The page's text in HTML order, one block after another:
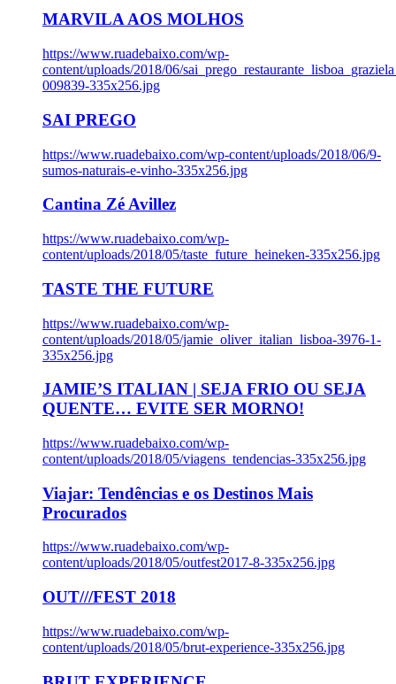
MARVILA AOS MOLHOS
https://www.ruadebaixo.com/wp-
content/uploads/2018/06/
009839-335x256.jpg
SAI PREGO
https://www.ruadebaixo.com/wp-content/uploads/2018/06/9-
sumos-naturais-e-vinho-335x256.jpg
Cantina Zé Avillez
https://www.ruadebaixo.com/wp-
content/uploads/2018/05/taste_future_heineken-335x256.jpg
TASTE THE FUTURE
https://www.ruadebaixo.com/wp-
content/uploads/2018/05/jamie_oliver_italian_lisboa-3976-1-
335x256.jpg
JAMIE’S ITALIAN | SEJA FRIO OU SEJA
QUENTE… EVITE SER MORNO!
https://www.ruadebaixo.com/wp-
content/uploads/2018/05/viagens_tendencias-335x256.jpg
Viajar: Tendências e os Destinos Mais
Procurados
https://www.ruadebaixo.com/wp-
content/uploads/2018/05/outfest2017-8-335x256.jpg
OUT///FEST 2018
https://www.ruadebaixo.com/wp-
content/uploads/2018/05/brut-experience-335x256.jpg